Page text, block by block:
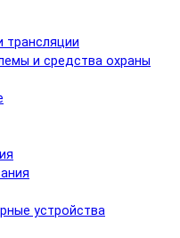
трансляции
и средства охраны
устройства